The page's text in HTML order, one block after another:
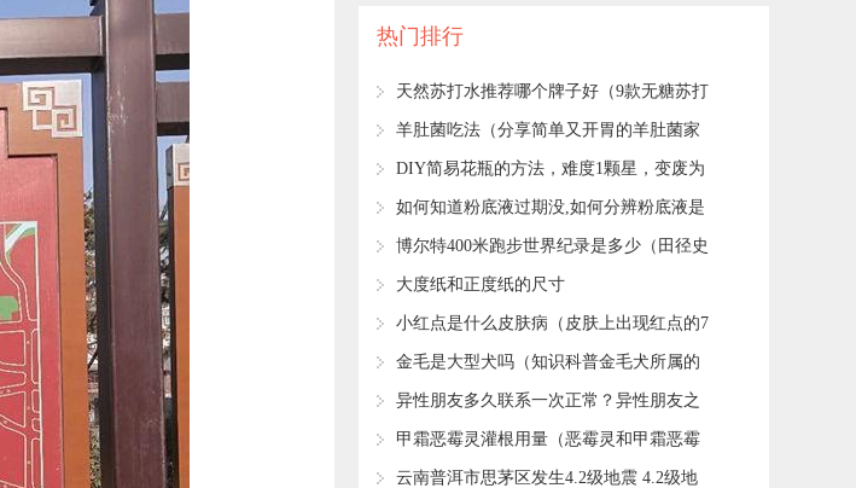
热门排行
​天然苏打水推荐哪个牌子好（9款无糖苏打
水评测）
​羊肚菌吃法（分享简单又开胃的羊肚菌家
常吃法）
​DIY简易花瓶的方法，难度1颗星，变废为
宝的小妙招！
​如何知道粉底液过期没,如何分辨粉底液是
否过期
​博尔特400米跑步世界纪录是多少（田径史
上世界纪录的七次飞跃）
​大度纸和正度纸的尺寸
​小红点是什么皮肤病（皮肤上出现红点的7
个病因）
​金毛是大型犬吗（知识科普金毛犬所属的
类型）
​异性朋友多久联系一次正常？异性朋友之
间到底有没有纯友谊？
​甲霜恶霉灵灌根用量（恶霉灵和甲霜恶霉
灵灌根哪个好）
​云南普洱市思茅区发生4.2级地震 4.2级地